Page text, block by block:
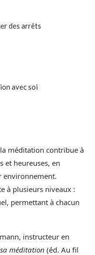
des arrêts
avec soi
méditation contribue à
et heureuses, en
environnement.
à plusieurs niveaux :
permettant à chacun
instructeur en
méditation (éd. Au fil